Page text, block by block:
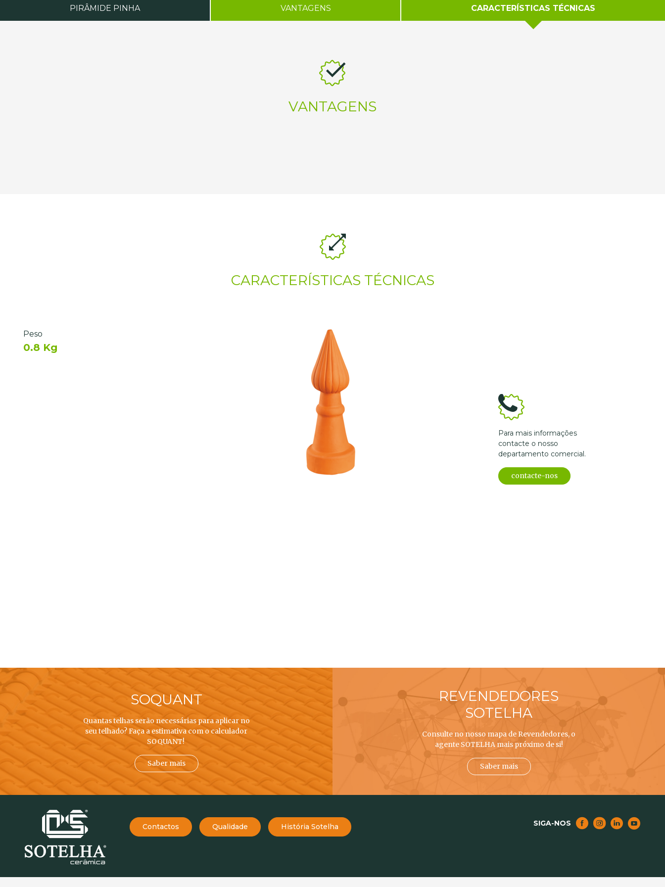
PIRÂMIDE PINHA VANTAGENS CARACTERÍSTICAS TÉCNICAS
VANTAGENS
CARACTERÍSTICAS TÉCNICAS
Peso
0.8 Kg
Para mais informações
contacte o nosso
departamento comercial.
contacte-nos
SOQUANT
Quantas telhas serão necessárias para aplicar no
seu telhado? Faça a estimativa com o calculador
SOQUANT!
Saber mais
REVENDEDORES
SOTELHA
Consulte no nosso mapa de Revendedores, o
agente SOTELHA mais próximo de si!
Saber mais
Contactos Qualidade História Sotelha SIGA-NOS